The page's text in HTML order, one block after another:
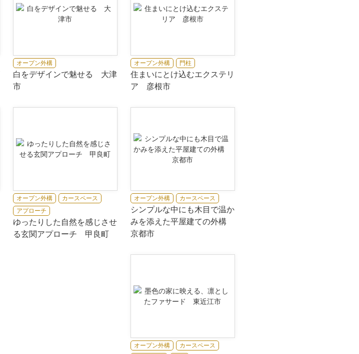
オープン外構
白をデザインで魅せる 大津
市
オープン外構 門柱
住まいにとけ込むエクステリ
ア 彦根市
オープン外構
カースペース
アプローチ
ゆったりした自然を感じさせ
る玄関アプローチ 甲良町
オープン外構 カースペース
シンプルな中にも木目で温か
みを添えた平屋建ての外構
京都市
オープン外構
カースペース